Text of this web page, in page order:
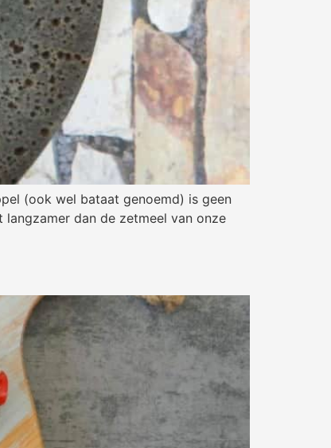
(ook wel bataat genoemd) is geen
dan de zetmeel van onze